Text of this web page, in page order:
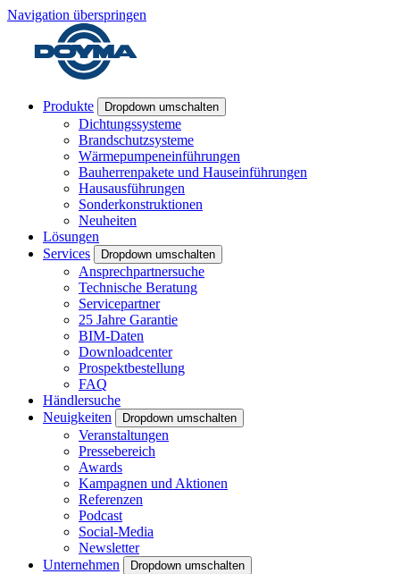
Navigation überspringen
Produkte Dropdown umschalten
Dichtungssysteme
Brandschutzsysteme
Wärmepumpeneinführungen
Bauherrenpakete und Hauseinführungen
Hausausführungen
Sonderkonstruktionen
Neuheiten
Lösungen
Services
Dropdown umschalten
Ansprechpartnersuche
Technische Beratung
Servicepartner
25 Jahre Garantie
BIM-Daten
Downloadcenter
Prospektbestellung
FAQ
Händlersuche
Neuigkeiten
Dropdown umschalten
Veranstaltungen
Pressebereich
Awards
Kampagnen und Aktionen
Referenzen
Podcast
Social-Media
Newsletter
Unternehmen
Dropdown umschalten